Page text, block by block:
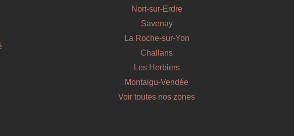
Nort-sur-Erdre
Savenay
La Roche-sur-Yon
Challans
Les Herbiers
Montaigu-Vendée
Voir toutes nos zones